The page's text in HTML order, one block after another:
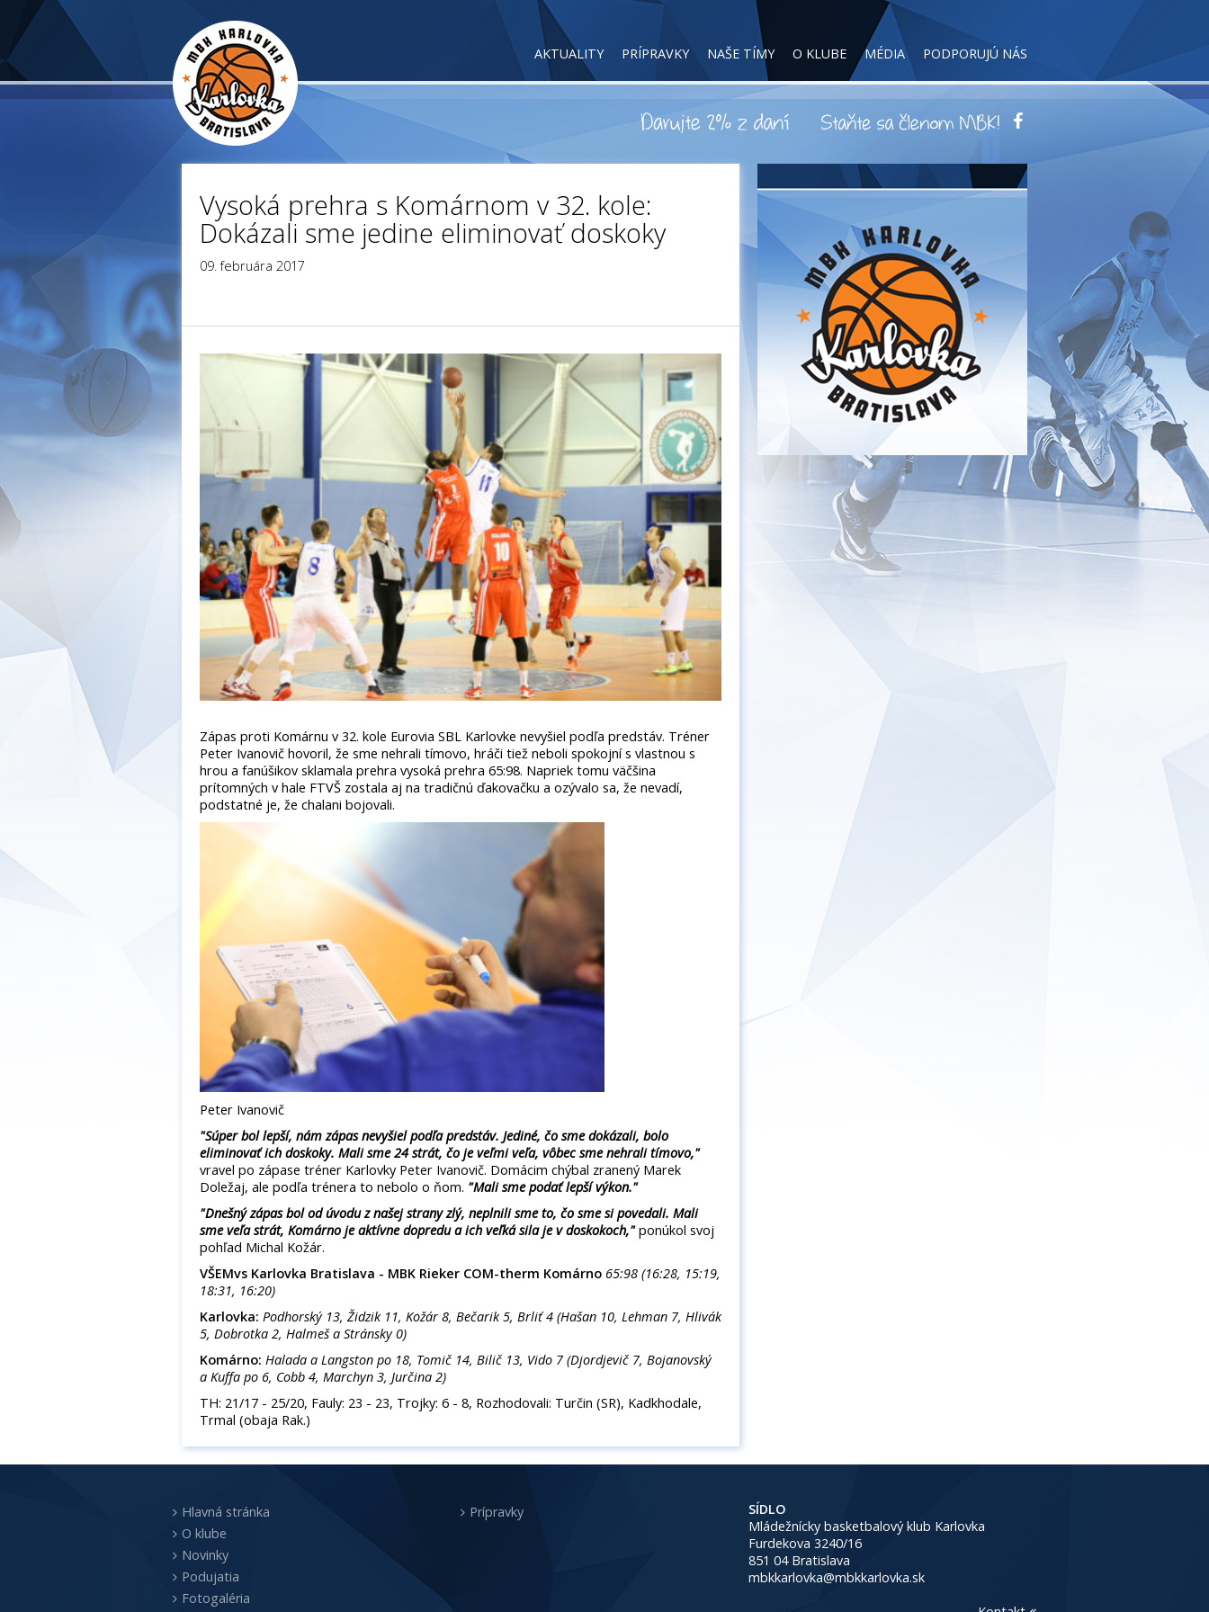
AKTUALITY PRÍPRAVKY NAŠE TÍMY O KLUBE MÉDIA PODPORUJÚ NÁS
Vysoká prehra s Komárnom v 32. kole:
Dokázali sme jedine eliminovať doskoky
09. februára 2017
Zápas proti Komárnu v 32. kole Eurovia SBL Karlovke nevyšiel podľa predstáv. Tréner
Peter Ivanovič hovoril, že sme nehrali tímovo, hráči tiež neboli spokojní s vlastnou s
hrou a fanúšikov sklamala prehra vysoká prehra 65:98. Napriek tomu väčšina
prítomných v hale FTVŠ zostala aj na tradičnú ďakovačku a ozývalo sa, že nevadí,
podstatné je, že chalani bojovali.
Peter Ivanovič
"Súper bol lepší, nám zápas nevyšiel podľa predstáv. Jediné, čo sme dokázali, bolo
eliminovať ich doskoky. Mali sme 24 strát, čo je veľmi veľa, vôbec sme nehrali tímovo,"
vravel po zápase tréner Karlovky Peter Ivanovič. Domácim chýbal zranený Marek
Doležaj, ale podľa trénera to nebolo o ňom. "Mali sme podať lepší výkon."
"Dnešný zápas bol od úvodu z našej strany zlý, neplnili sme to, čo sme si povedali. Mali
sme veľa strát, Komárno je aktívne dopredu a ich veľká sila je v doskokoch,"ponúkol svoj
pohľad Michal Kožár.
VŠEMvs Karlovka Bratislava - MBK Rieker COM-therm Komárno 65:98 (16:28, 15:19,
18:31, 16:20)
Karlovka: Podhorský 13, Židzik 11, Kožár 8, Bečarik 5, Brliť 4 (Hašan 10, Lehman 7, Hlivák
5, Dobrotka 2, Halmeš a Stránsky 0)
Komárno: Halada a Langston po 18, Tomič 14, Bilič 13, Vido 7 (Djordjevič 7, Bojanovský
a Kuffa po 6, Cobb 4, Marchyn 3, Jurčina 2)
TH: 21/17 - 25/20, Fauly: 23 - 23, Trojky: 6 - 8, Rozhodovali: Turčin (SR), Kadkhodale,
Trmal (obaja Rak.)
Hlavná stránka
O klube
Novinky
Podujatia
Fotogaléria
Prípravky
SÍDLO
Mládežnícky basketbalový klub Karlovka
Furdekova 3240/16
851 04 Bratislava
mbkkarlovka@mbkkarlovka.sk